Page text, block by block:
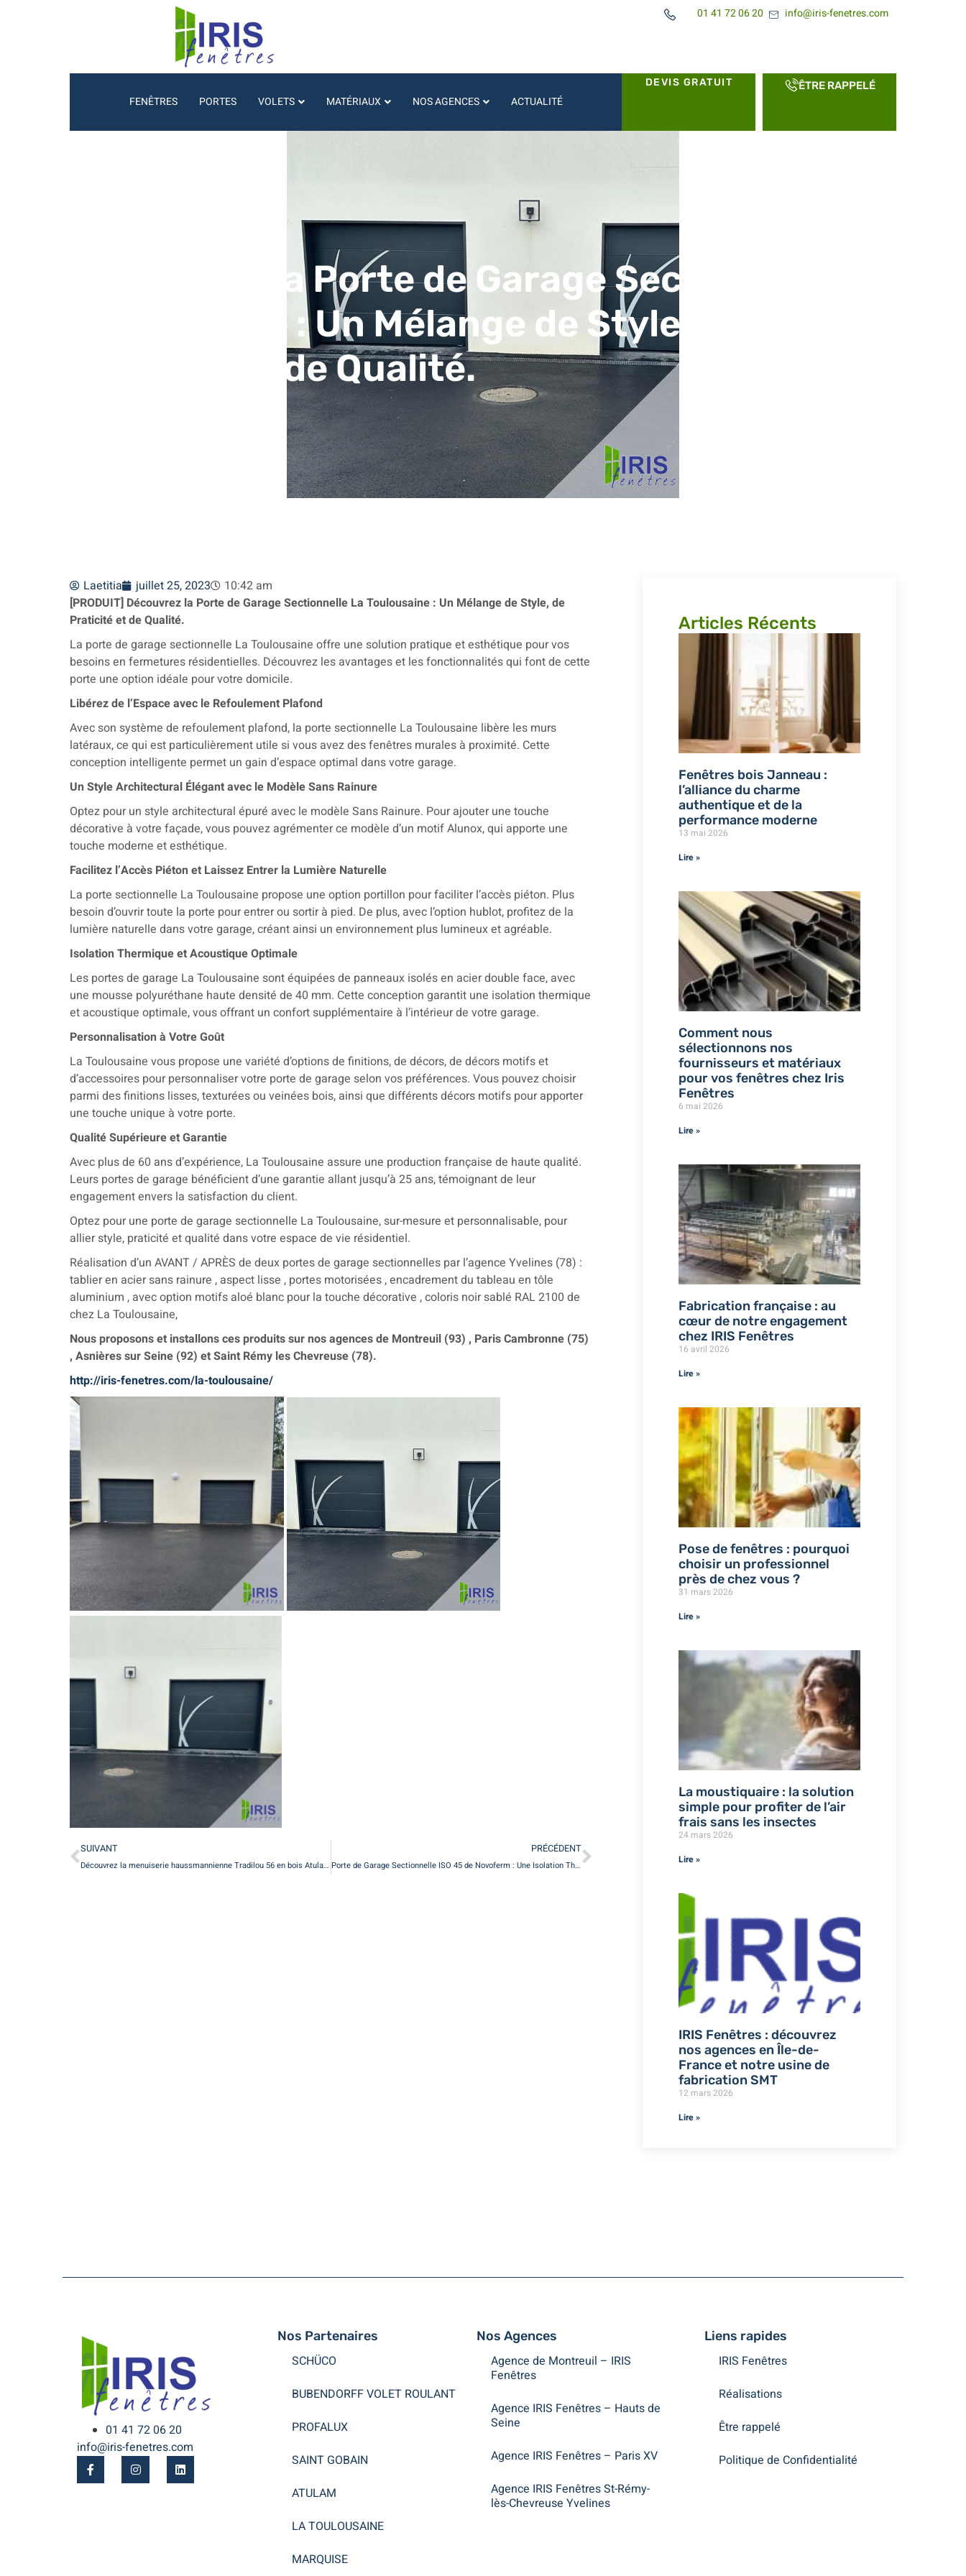
01 41 72 06 20 info@iris-fenetres.com
FENÊTRES PORTES VOLETS MATÉRIAUX NOS AGENCES ACTUALITÉ
DEVIS GRATUIT ÊTRE RAPPELÉ
Découvrez la Porte de Garage Sectionnelle La
Toulousaine : Un Mélange de Style, de
Praticité et de Qualité.
Laetitia juillet 25, 2023
10:42 am
[PRODUIT] Découvrez la Porte de Garage Sectionnelle La Toulousaine : Un Mélange de Style, de
Praticité et de Qualité.
La porte de garage sectionnelle La Toulousaine offre une solution pratique et esthétique pour vos
besoins en fermetures résidentielles. Découvrez les avantages et les fonctionnalités qui font de cette
porte une option idéale pour votre domicile.
Libérez de l’Espace avec le Refoulement Plafond
Avec son système de refoulement plafond, la porte sectionnelle La Toulousaine libère les murs
latéraux, ce qui est particulièrement utile si vous avez des fenêtres murales à proximité. Cette
conception intelligente permet un gain d’espace optimal dans votre garage.
Un Style Architectural Élégant avec le Modèle Sans Rainure
Optez pour un style architectural épuré avec le modèle Sans Rainure. Pour ajouter une touche
décorative à votre façade, vous pouvez agrémenter ce modèle d’un motif Alunox, qui apporte une
touche moderne et esthétique.
Facilitez l’Accès Piéton et Laissez Entrer la Lumière Naturelle
La porte sectionnelle La Toulousaine propose une option portillon pour faciliter l’accès piéton. Plus
besoin d’ouvrir toute la porte pour entrer ou sortir à pied. De plus, avec l’option hublot, profitez de la
lumière naturelle dans votre garage, créant ainsi un environnement plus lumineux et agréable.
Isolation Thermique et Acoustique Optimale
Les portes de garage La Toulousaine sont équipées de panneaux isolés en acier double face, avec
une mousse polyuréthane haute densité de 40 mm. Cette conception garantit une isolation thermique
et acoustique optimale, vous offrant un confort supplémentaire à l’intérieur de votre garage.
Personnalisation à Votre Goût
La Toulousaine vous propose une variété d’options de finitions, de décors, de décors motifs et
d’accessoires pour personnaliser votre porte de garage selon vos préférences. Vous pouvez choisir
parmi des finitions lisses, texturées ou veinées bois, ainsi que différents décors motifs pour apporter
une touche unique à votre porte.
Qualité Supérieure et Garantie
Avec plus de 60 ans d’expérience, La Toulousaine assure une production française de haute qualité.
Leurs portes de garage bénéficient d’une garantie allant jusqu’à 25 ans, témoignant de leur
engagement envers la satisfaction du client.
Optez pour une porte de garage sectionnelle La Toulousaine, sur-mesure et personnalisable, pour
allier style, praticité et qualité dans votre espace de vie résidentiel.
Réalisation d’un AVANT / APRÈS de deux portes de garage sectionnelles par l’agence Yvelines (78) :
tablier en acier sans rainure , aspect lisse , portes motorisées , encadrement du tableau en tôle
aluminium , avec option motifs aloé blanc pour la touche décorative , coloris noir sablé RAL 2100 de
chez La Toulousaine,
Nous proposons et installons ces produits sur nos agences de Montreuil (93) , Paris Cambronne (75)
, Asnières sur Seine (92) et Saint Rémy les Chevreuse (78).
http://iris-fenetres.com/la-toulousaine/
SUIVANT
Découvrez la menuiserie haussmannienne Tradilou 56 en bois Atulam.
PRÉCÉDENT
Porte de Garage Sectionnelle ISO 45 de Novoferm : Une Isolation Thermique Optimale et un Design Moderne.
Articles Récents
Fenêtres bois Janneau :
l’alliance du charme
authentique et de la
performance moderne
13 mai 2026
Lire »
Comment nous
sélectionnons nos
fournisseurs et matériaux
pour vos fenêtres chez Iris
Fenêtres
6 mai 2026
Lire »
Fabrication française : au
cœur de notre engagement
chez IRIS Fenêtres
16 avril 2026
Lire »
Pose de fenêtres : pourquoi
choisir un professionnel
près de chez vous ?
31 mars 2026
Lire »
La moustiquaire : la solution
simple pour profiter de l’air
frais sans les insectes
24 mars 2026
Lire »
IRIS Fenêtres : découvrez
nos agences en Île-de-
France et notre usine de
fabrication SMT
12 mars 2026
Lire »
01 41 72 06 20
info@iris-fenetres.com
Nos Partenaires
SCHÜCO
BUBENDORFF VOLET ROULANT
PROFALUX
SAINT GOBAIN
ATULAM
LA TOULOUSAINE
MARQUISE
Nos Agences
Agence de Montreuil – IRIS
Fenêtres
Agence IRIS Fenêtres – Hauts de
Seine
Agence IRIS Fenêtres – Paris XV
Agence IRIS Fenêtres St-Rémy-
lès-Chevreuse Yvelines
Liens rapides
IRIS Fenêtres
Réalisations
Être rappelé
Politique de Confidentialité